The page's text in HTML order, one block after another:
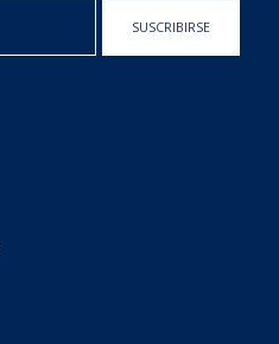
SUSCRIBIRSE